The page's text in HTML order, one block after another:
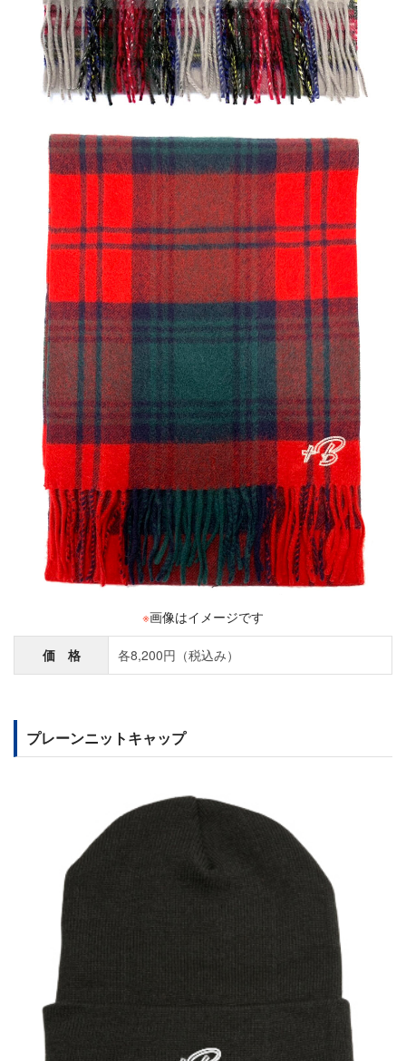
※画像はイメージです
価 格 各8,200円（税込み）
プレーンニットキャップ